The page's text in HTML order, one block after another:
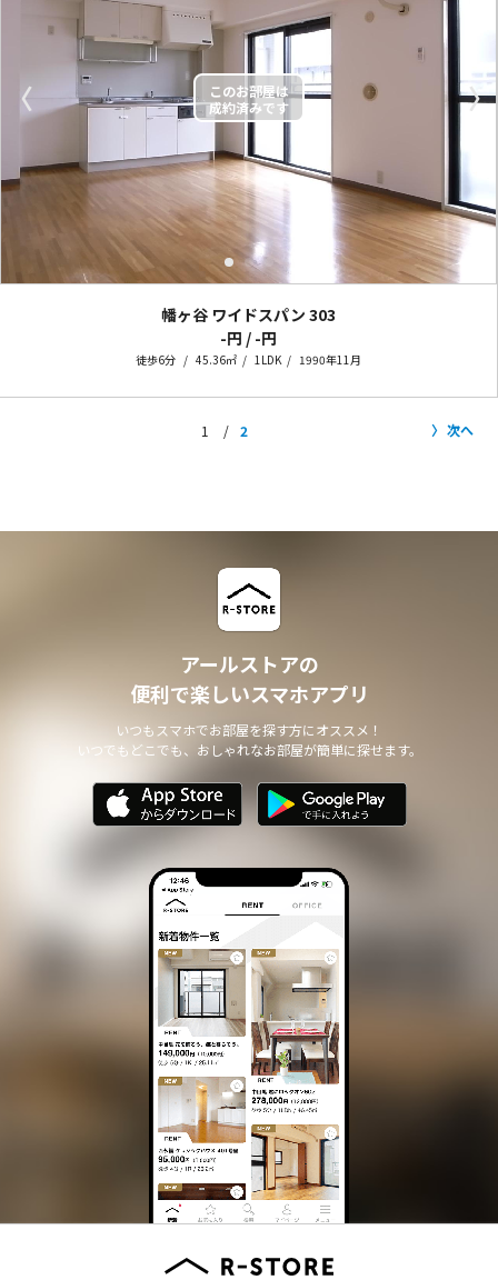
〈 〉
幡ヶ谷 ワイドスパン 303
-円 / -円
徒歩6分 45.36㎡ 1LDK 1990年11月
1 2 次へ
アールストアの
便利で楽しいスマホアプリ
いつもスマホでお部屋を探す方にオススメ！
いつでもどこでも、おしゃれなお部屋が簡単に探せます。